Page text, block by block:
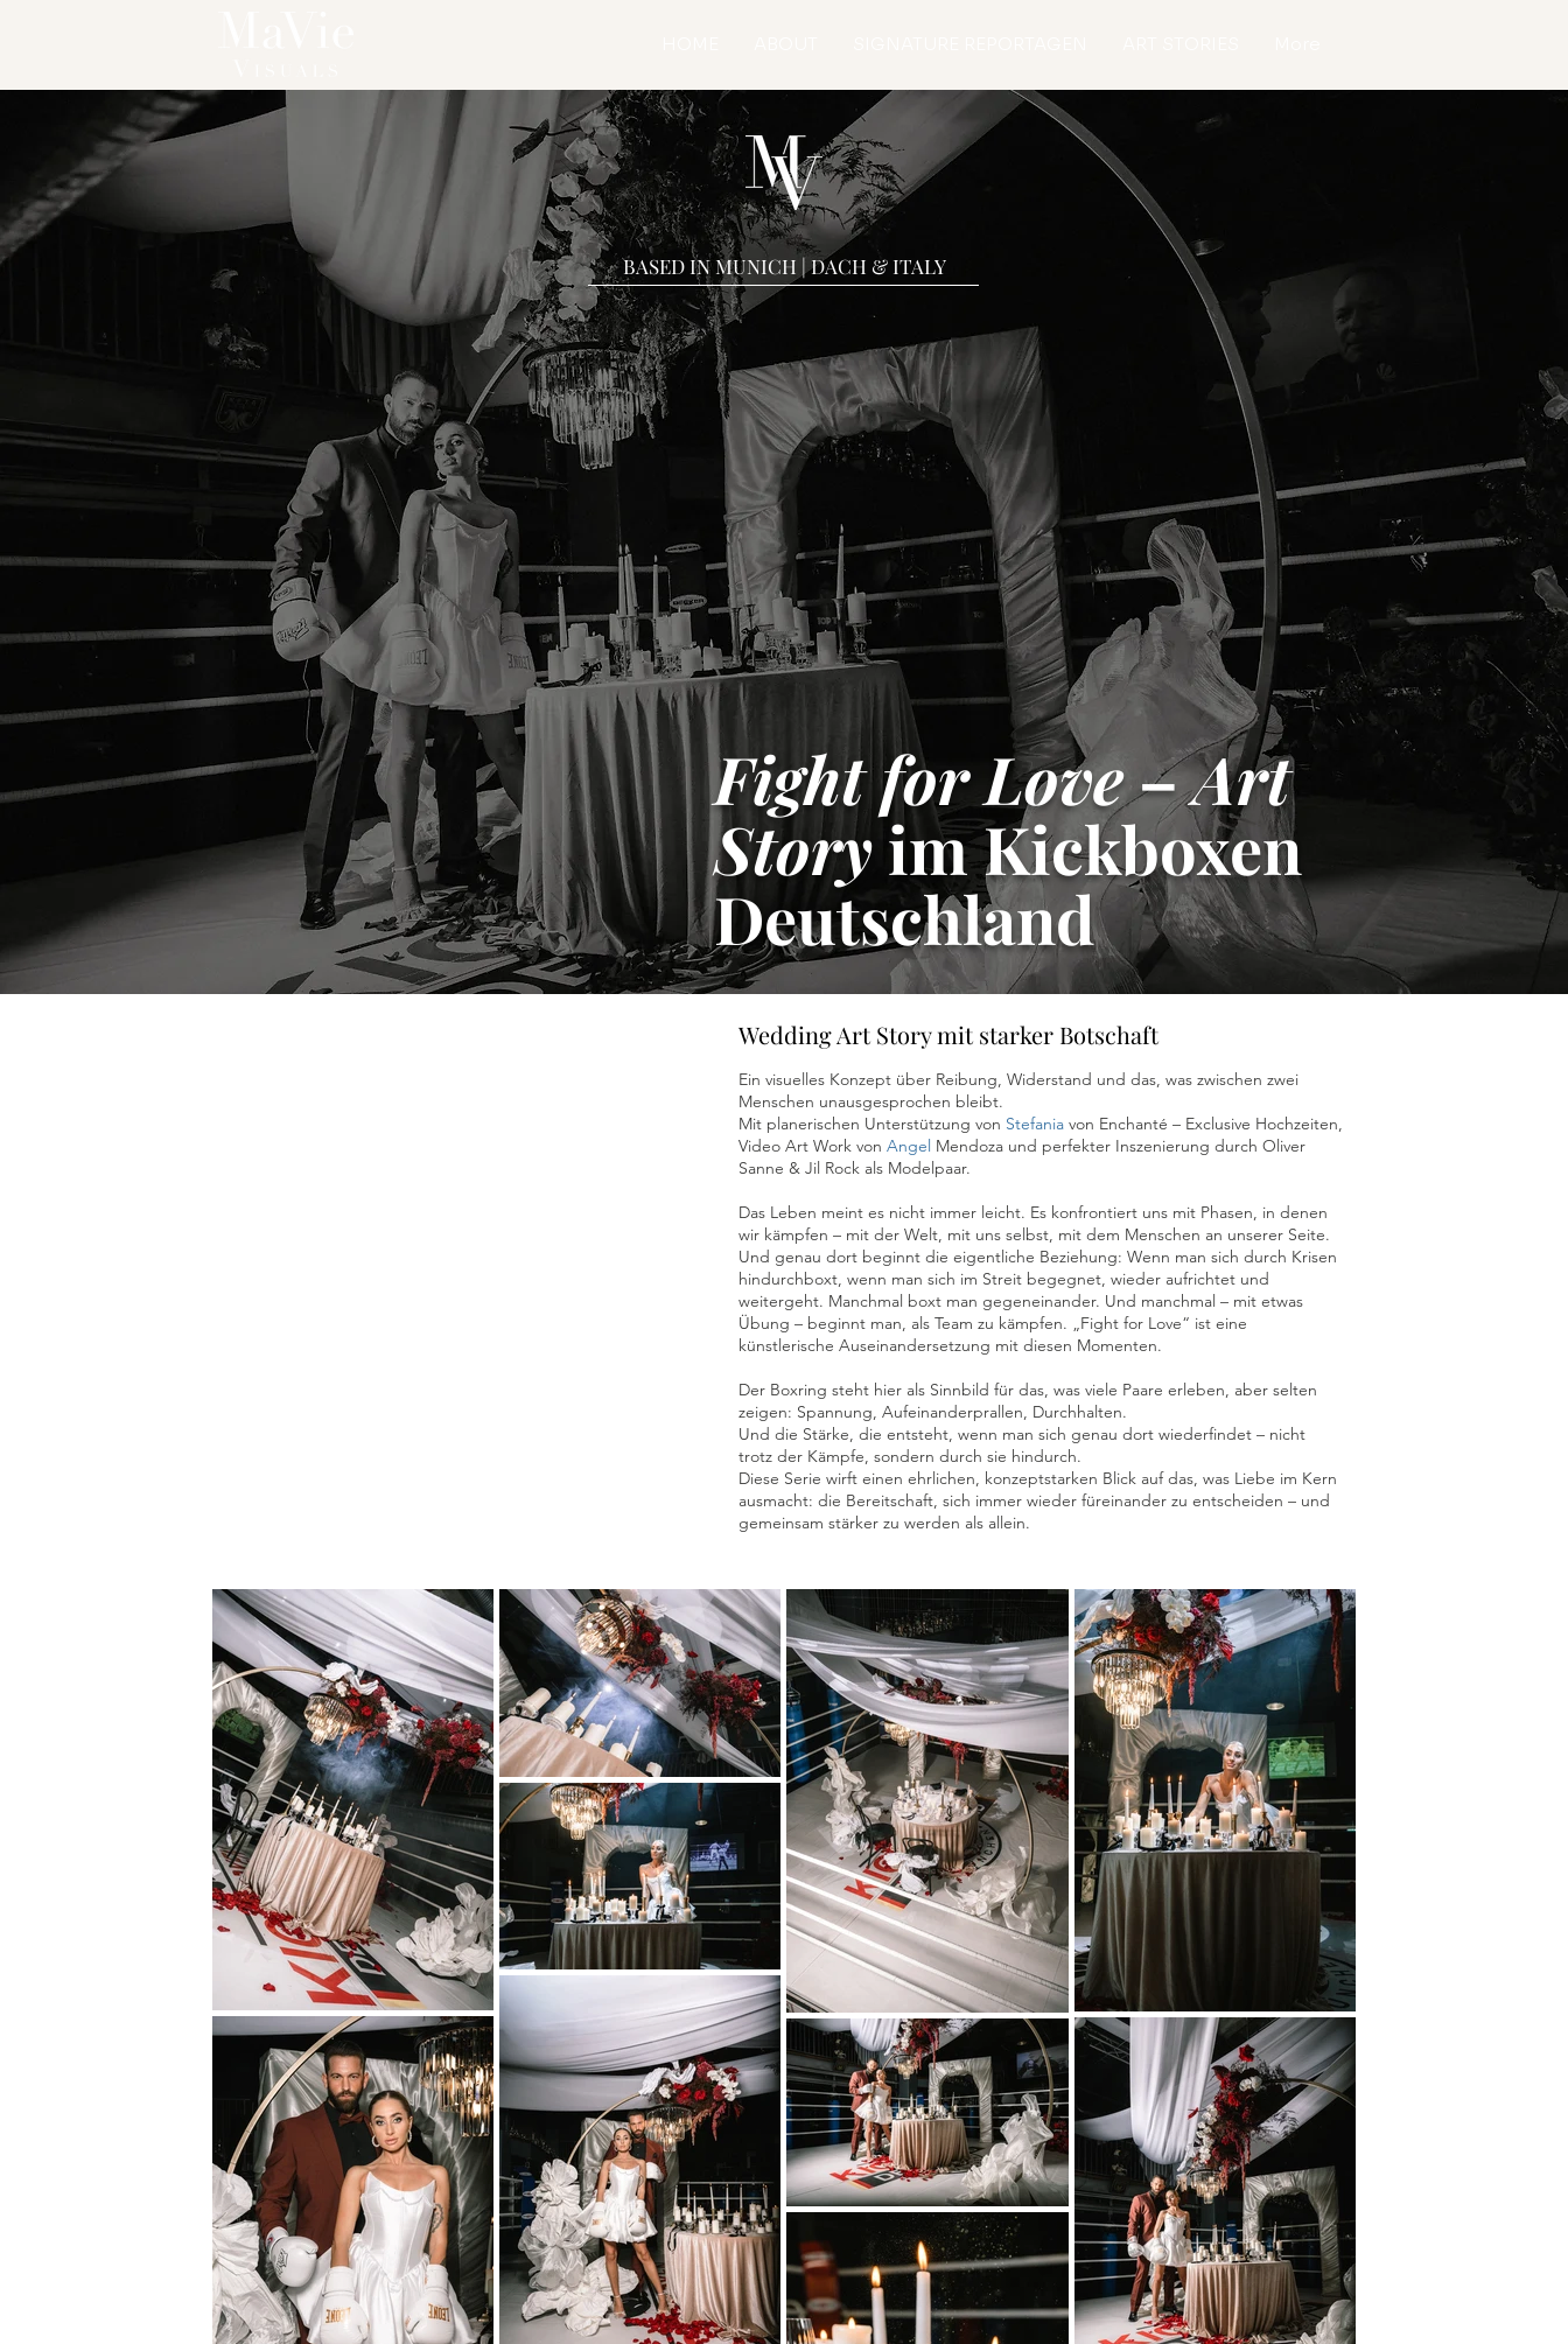
BASED IN MUNICH | DACH & ITALY
Fight for Love–Art
Storyim Kickboxen
Deutschland
Wedding Art Story mit starker Botschaft
Ein visuelles Konzept über Reibung, Widerstand und das, was zwischen zwei
Menschen unausgesprochen bleibt.
Mit planerischen Unterstützung von Stefania von Enchanté – Exclusive Hochzeiten,
Video Art Work von Angel Mendoza und perfekter Inszenierung durch Oliver
Sanne & Jil Rock als Modelpaar.
Das Leben meint es nicht immer leicht. Es konfrontiert uns mit Phasen, in denen
wir kämpfen – mit der Welt, mit uns selbst, mit dem Menschen an unserer Seite.
Und genau dort beginnt die eigentliche Beziehung: Wenn man sich durch Krisen
hindurchboxt, wenn man sich im Streit begegnet, wieder aufrichtet und
weitergeht. Manchmal boxt man gegeneinander. Und manchmal – mit etwas
Übung – beginnt man, als Team zu kämpfen. „Fight for Love“ ist eine
künstlerische Auseinandersetzung mit diesen Momenten.
Der Boxring steht hier als Sinnbild für das, was viele Paare erleben, aber selten
zeigen: Spannung, Aufeinanderprallen, Durchhalten.
Und die Stärke, die entsteht, wenn man sich genau dort wiederfindet – nicht
trotz der Kämpfe, sondern durch sie hindurch.
Diese Serie wirft einen ehrlichen, konzeptstarken Blick auf das, was Liebe im Kern
ausmacht: die Bereitschaft, sich immer wieder füreinander zu entscheiden – und
gemeinsam stärker zu werden als allein.